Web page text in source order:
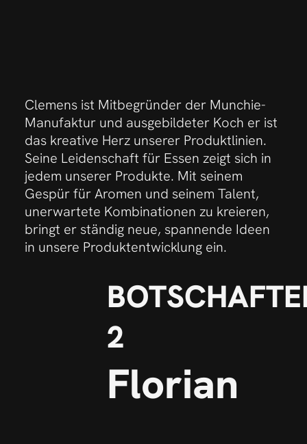
2
Florian
Clemens ist Mitbegründer der Munchie-
Manufaktur und ausgebildeter Koch er ist
das kreative Herz unserer Produktlinien.
Seine Leidenschaft für Essen zeigt sich in
jedem unserer Produkte. Mit seinem
Gespür für Aromen und seinem Talent,
unerwartete Kombinationen zu kreieren,
bringt er ständig neue, spannende Ideen
in unsere Produktentwicklung ein.